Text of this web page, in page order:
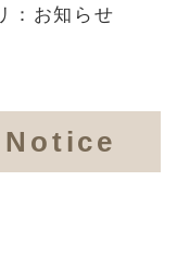
： お知らせ